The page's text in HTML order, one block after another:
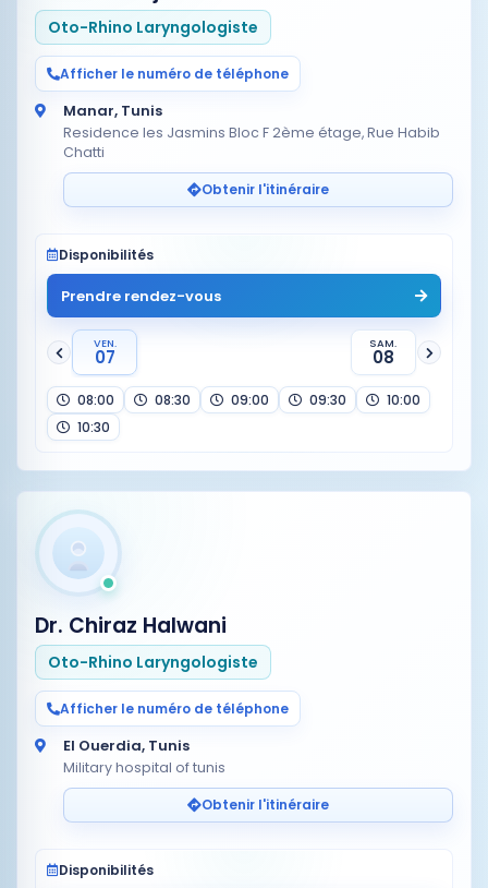
Oto-Rhino Laryngologiste
Afficher le numéro de téléphone
Manar, Tunis
Residence les Jasmins Bloc F 2ème étage, Rue Habib
Chatti
Obtenir l'itinéraire
Disponibilités
Prendre rendez-vous
VEN.
07
SAM.
08
08:00 08:30 09:00 09:30
10:00
10:30
Dr. Chiraz Halwani
Oto-Rhino Laryngologiste
Afficher le numéro de téléphone
El Ouerdia, Tunis
Military hospital of tunis
Obtenir l'itinéraire
Disponibilités